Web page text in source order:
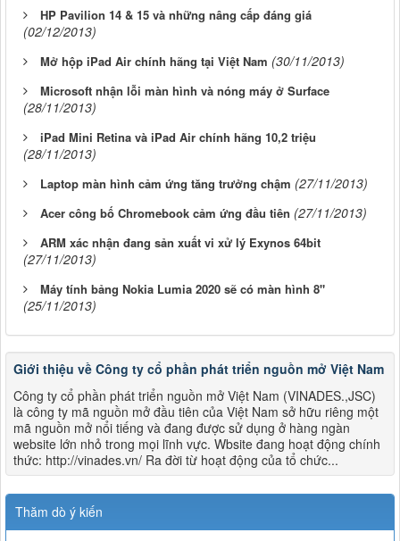
HP Pavilion 14 & 15 và những nâng cấp đáng giá
(02/12/2013)
Mở hộp iPad Air chính hãng tại Việt Nam (30/11/2013)
Microsoft nhận lỗi màn hình và nóng máy ở Surface
(28/11/2013)
iPad Mini Retina và iPad Air chính hãng 10,2 triệu
(28/11/2013)
Laptop màn hình cảm ứng tăng trưởng chậm (27/11/2013)
Acer công bố Chromebook cảm ứng đầu tiên (27/11/2013)
ARM xác nhận đang sản xuất vi xử lý Exynos 64bit
(27/11/2013)
Máy tính bảng Nokia Lumia 2020 sẽ có màn hình 8"
(25/11/2013)
Giới thiệu về Công ty cổ phần phát triển nguồn mở Việt Nam
Công ty cổ phần phát triển nguồn mở Việt Nam (VINADES.,JSC)
là công ty mã nguồn mở đầu tiên của Việt Nam sở hữu riêng một
mã nguồn mở nổi tiếng và đang được sử dụng ở hàng ngàn
website lớn nhỏ trong mọi lĩnh vực. Wbsite đang hoạt động chính
thức: http://vinades.vn/ Ra đời từ hoạt động của tổ chức...
Thăm dò ý kiến